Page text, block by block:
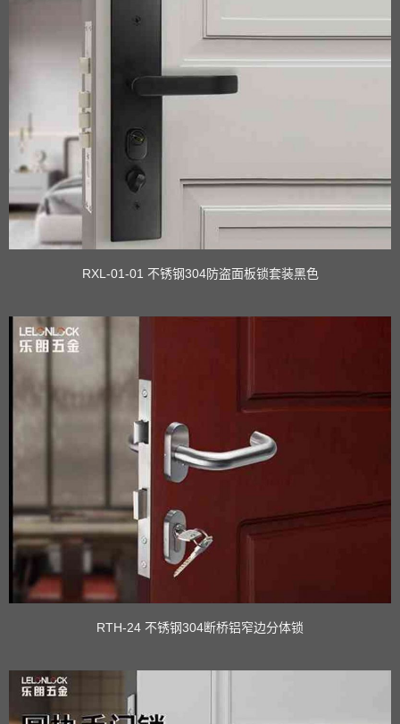
RXL-01-01 不锈钢304防盗面板锁套装黑色
RTH-24 不锈钢304断桥铝窄边分体锁